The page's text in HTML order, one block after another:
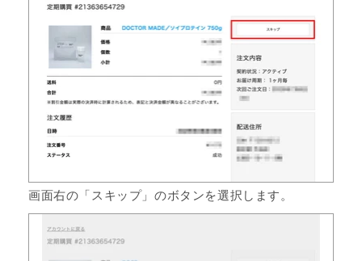
画面右の「スキップ」のボタンを選択します。